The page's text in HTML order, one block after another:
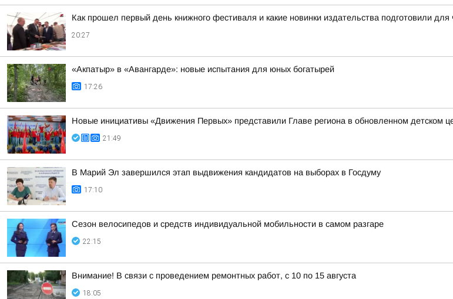
Как прошел первый день книжного фестиваля и какие новинки издательства подготовили
20:27
«Акпатыр» в «Авангарде»: новые испытания для юных богатырей
17:26
Новые инициативы «Движения Первых» представили Главе региона в обновленном детском
21:49
В Марий Эл завершился этап выдвижения кандидатов на выборах в Госдуму
17:10
Сезон велосипедов и средств индивидуальной мобильности в самом разгаре
22:15
Внимание! В связи с проведением ремонтных работ, с 10 по 15 августа
18:05